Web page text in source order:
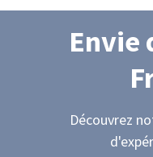
Envie
Découvrez